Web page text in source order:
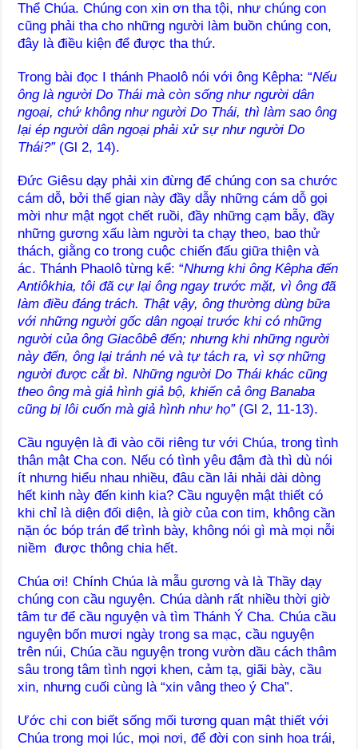
Thể Chúa. Chúng con xin ơn tha tội, như chúng con
cũng phải tha cho những người làm buồn chúng con,
đây là điều kiện để được tha thứ.
Trong bài đọc I thánh Phaolô nói với ông Kêpha: “Nếu
ông là người Do Thái mà còn sống như người dân
ngoại, chứ không như người Do Thái, thì làm sao ông
lại ép người dân ngoại phải xử sự như người Do
Thái?” (Gl 2, 14).
Đức Giêsu dạy phải xin đừng để chúng con sa chước
cám dỗ, bởi thế gian này đầy dẫy những cám dỗ gọi
mời như mật ngọt chết ruồi, đầy những cạm bẫy, đầy
những gương xấu làm người ta chạy theo, bao thử
thách, giằng co trong cuộc chiến đấu giữa thiện và
ác. Thánh Phaolô từng kể: “Nhưng khi ông Kêpha đến
Antiôkhia, tôi đã cự lại ông ngay trước mặt, vì ông đã
làm điều đáng trách. Thật vậy, ông thường dùng bữa
với những người gốc dân ngoại trước khi có những
người của ông Giacôbê đến; nhưng khi những người
này đến, ông lại tránh né và tự tách ra, vì sợ những
người được cắt bì. Những người Do Thái khác cũng
theo ông mà giả hình giả bộ, khiến cả ông Banaba
cũng bị lôi cuốn mà giả hình như họ” (Gl 2, 11-13).
Cầu nguyện là đi vào cõi riêng tư với Chúa, trong tình
thân mật Cha con. Nếu có tình yêu đậm đà thì dù nói
ít nhưng hiểu nhau nhiều, đâu cần lải nhải dài dòng
hết kinh này đến kinh kia? Cầu nguyện mật thiết có
khi chỉ là diện đối diện, là giờ của con tim, không cần
nặn óc bóp trán để trình bày, không nói gì mà mọi nỗi
niềm được thông chia hết.
Chúa ơi! Chính Chúa là mẫu gương và là Thầy dạy
chúng con cầu nguyện. Chúa dành rất nhiều thời giờ
tâm tư để cầu nguyện và tìm Thánh Ý Cha. Chúa cầu
nguyện bốn mươi ngày trong sa mạc, cầu nguyện
trên núi, Chúa cầu nguyện trong vườn dầu cách thâm
sâu trong tâm tình ngợi khen, cảm tạ, giãi bày, cầu
xin, nhưng cuối cùng là “xin vâng theo ý Cha”.
Ước chi con biết sống mối tương quan mật thiết với
Chúa trong mọi lúc, mọi nơi, để đời con sinh hoa trái,